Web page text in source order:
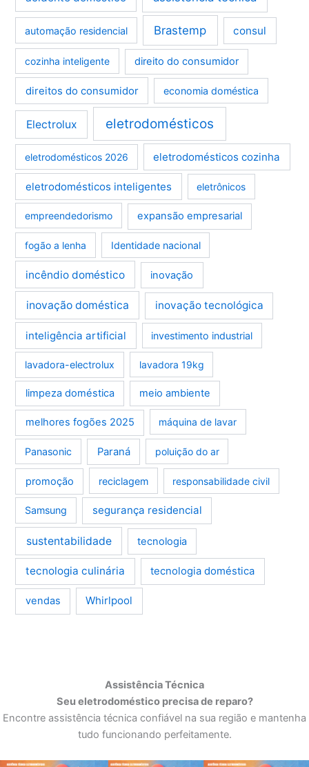
automação residencial Brastemp consul
cozinha inteligente direito do consumidor
direitos do consumidor economia doméstica
Electrolux eletrodomésticos
eletrodomésticos 2026 eletrodomésticos cozinha
eletrodomésticos inteligentes eletrônicos
empreendedorismo expansão empresarial
fogão a lenha Identidade nacional
incêndio doméstico inovação
inovação doméstica inovação tecnológica
inteligência artificial investimento industrial
lavadora-electrolux lavadora 19kg
limpeza doméstica meio ambiente
melhores fogões 2025 máquina de lavar
Panasonic Paraná poluição do ar
promoção reciclagem responsabilidade civil
Samsung segurança residencial
sustentabilidade tecnologia
tecnologia culinária tecnologia doméstica
vendas Whirlpool
Assistência Técnica
Seu eletrodoméstico precisa de reparo?
Encontre assistência técnica confiável na sua região e mantenha
tudo funcionando perfeitamente.